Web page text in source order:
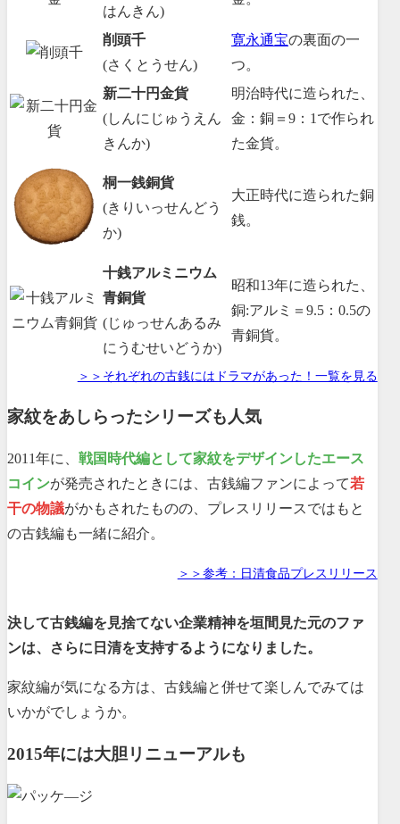
はんきん)
削頭千
(さくとうせん)
寛永通宝の裏面の一
つ。
新二十円金貨
(しんにじゅうえん
きんか)
明治時代に造られた、
金：銅＝9：1で作られ
た金貨。
桐一銭銅貨
(きりいっせんどう
か)
大正時代に造られた銅
銭。
十銭アルミニウム
青銅貨
(じゅっせんあるみ
にうむせいどうか)
昭和13年に造られた、
銅:アルミ＝9.5：0.5の
青銅貨。
＞＞それぞれの古銭にはドラマがあった！一覧を見る
家紋をあしらったシリーズも人気
2011年に、 戦国時代編として家紋をデザインしたエース
コインが発売されたときには、古銭編ファンによって若
干の物議がかもされたものの、プレスリリースではもと
の古銭編も一緒に紹介。
＞＞参考：日清食品プレスリリース
決して古銭編を見捨てない企業精神を垣間見た元のファ
ンは、さらに日清を支持するようになりました。
家紋編が気になる方は、古銭編と併せて楽しんでみては
いかがでしょうか。
2015年には大胆リニューアルも